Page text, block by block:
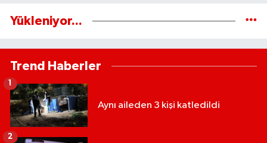
Yükleniyor...
Trend Haberler
Aynı aileden 3 kişi katledildi
1
2